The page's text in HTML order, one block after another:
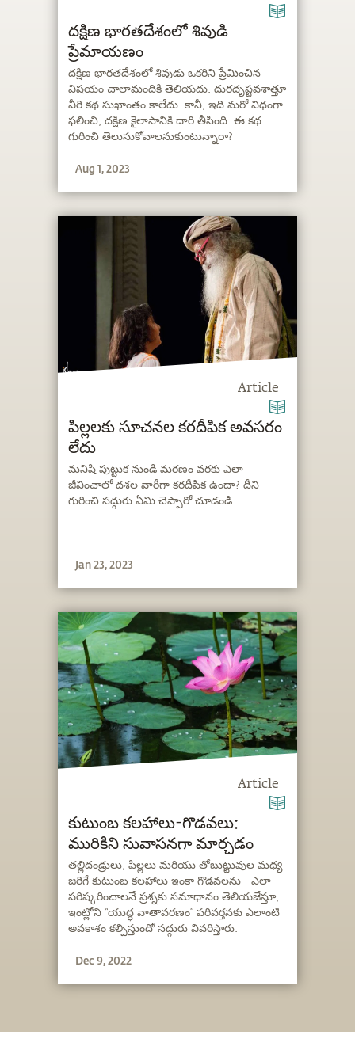
దక్షిణ భారతదేశంలో శివుడి
ప్రేమాయణం
దక్షిణ భారతదేశంలో శివుడు ఒకరిని ప్రేమించిన
విషయం చాలామందికి తెలియదు. దురదృష్టవశాత్తూ
వీరి కథ సుఖాంతం కాలేదు. కానీ, ఇది మరో విధంగా
ఫలించి, దక్షిణ కైలాసానికి దారి తీసింది. ఈ కథ
గురించి తెలుసుకోవాలనుకుంటున్నారా?
Aug 1, 2023
Article
పిల్లలకు సూచనల కరదీపిక అవసరం
లేదు
మనిషి పుట్టుక నుండి మరణం వరకు ఎలా
జీవించాలో దశల వారీగా కరదీపిక ఉందా? దీని
గురించి సద్గురు ఏమి చెప్పారో చూడండి..
Jan 23, 2023
Article
కుటుంబ కలహాలు-గొడవలు:
మురికిని సువాసనగా మార్చడం
తల్లిదండ్రులు, పిల్లలు మరియు తోబుట్టువుల మధ్య
జరిగే కుటుంబ కలహాలు ఇంకా గొడవలను - ఎలా
పరిష్కరించాలనే ప్రశ్నకు సమాధానం తెలియజేస్తూ,
ఇంట్లోని “యుద్ధ వాతావరణం” పరివర్తనకు ఎలాంటి
అవకాశం కల్పిస్తుందో సద్గురు వివరిస్తారు.
Dec 9, 2022